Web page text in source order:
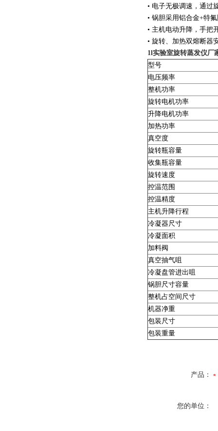
• 电子无极调速，通过
• 锅胆采用铝合金+特
• 主机电动升降，手把
• 旋转、加热双熔断器
1l实验室旋转蒸发仪厂
型号
电压频率
整机功率
旋转电机功率
升降电机功率
加热功率
真空度
旋转瓶容量
收集瓶容量
旋转速度
控温范围
控温精度
主机升降行程
冷凝器尺寸
冷凝面积
加料阀
真空抽气咀
冷凝盘管进出咀
锅胆尺寸容量
整机占空间尺寸
机器净重
包装尺寸
包装重量
产品：
您的单位：